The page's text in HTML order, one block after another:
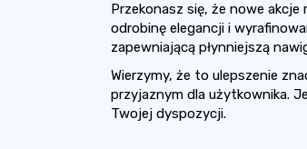
Przekonasz się, że nowe
odrobinę elegancji i
zapewniającą płynniejszą
Wierzymy, że to ulepszenie
przyjaznym dla użytkownika.
Twojej dyspozycji.